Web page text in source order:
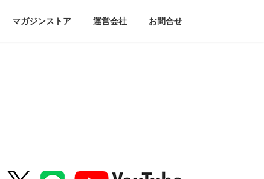
マガジンストア 運営会社 お問合せ